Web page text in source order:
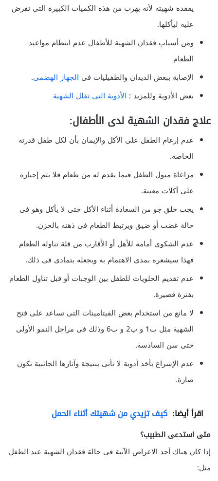
يفقده شهيته لأنه يهرب من هذه الكميات الكبيرة التى تفرض
عليه ليأكلها.
ومن أسباب فقدان الشهية للأطفال عدم انتظام مواعيد
الطعام
الإصابة ببعض الديدان والطفيليات فى الجهاز الهضمى.
بعض الأدوية وللمزيد : الأدوية التى تقلل الشهية
علاج فقدان الشهية لدى الأطفال:
عدم إرغام الطفل على الأكل والإيمان بأن لكل طفل قدرته
الخاصة.
مراعاة ميول الطفل فيما يقدم له من طعام فلا يتم إجباره
على أكلات معينة.
يجب خلق جو من السعادة أثناء الأكل حتى لا يأكل وهو فى
حالة غضب أو ضيق ويرتبط الطعام فى ذهنه بالحزن.
عدم الشكوى أمامه للأهل أو الأقارب من قلة تناوله الطعام
فهذا سيشعره بمدى الاهتمام به ويجعله يتمادى فى ذلك.
عدم تقديم الحلويات للطفل بين الوجبات أو قبل تناول الطعام
بفترة قصيرة.
لا مانع من استخدام بعض الفيتامينات التى تساعد على فتح
الشهية مثل ب1 و ب2 و ب6 وذلك فى مراحل النمو الأولى
حتى سن السادسة.
عدم الإسراع بأخذ أدوية لا تأتى بنتيجة وآثارها الجانبية تكون
ضارة.
اقرأ أيضا: كيف تزيدي من شهيتك أثناء الحمل
متى استدعى الطبيب؟
إذا كان هناك أحد الاعراض الآتية فى حالة فقدان الشهية عند الطفل
مثل: